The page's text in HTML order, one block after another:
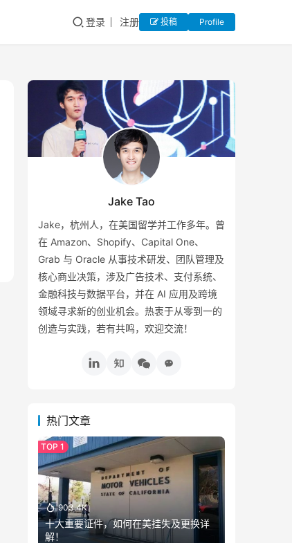
登录 注册 投稿 Profile
Jake Tao
Jake，杭州人，在美国留学并工作多年。曾
在 Amazon、Shopify、Capital One、
Grab 与 Oracle 从事技术研发、团队管理及
核心商业决策，涉及广告技术、支付系统、
金融科技与数据平台，并在 AI 应用及跨境
领域寻求新的创业机会。热衷于从零到一的
创造与实践，若有共鸣，欢迎交流！
热门文章
903.4K
十大重要证件，如何在美挂失及更换详
解！